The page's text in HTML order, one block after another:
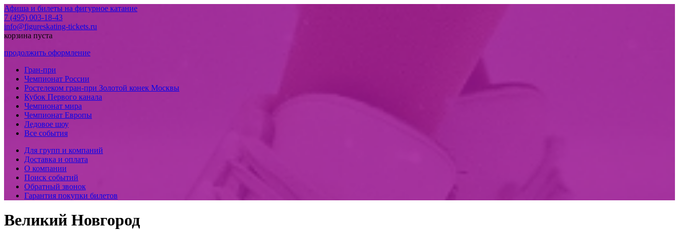
Афиша и билеты на фигурное катание
7 (495) 003-18-43
info@figureskating-tickets.ru
корзина пуста
продолжить оформление
Гран-при
Чемпионат России
Ростелеком гран-при Золотой конек Москвы
Кубок Первого канала
Чемпионат мира
Чемпионат Европы
Ледовое шоу
Все события
Для групп и компаний
Доставка и оплата
О компании
Поиск событий
Обратный звонок
Гарантия покупки билетов
Великий Новгород